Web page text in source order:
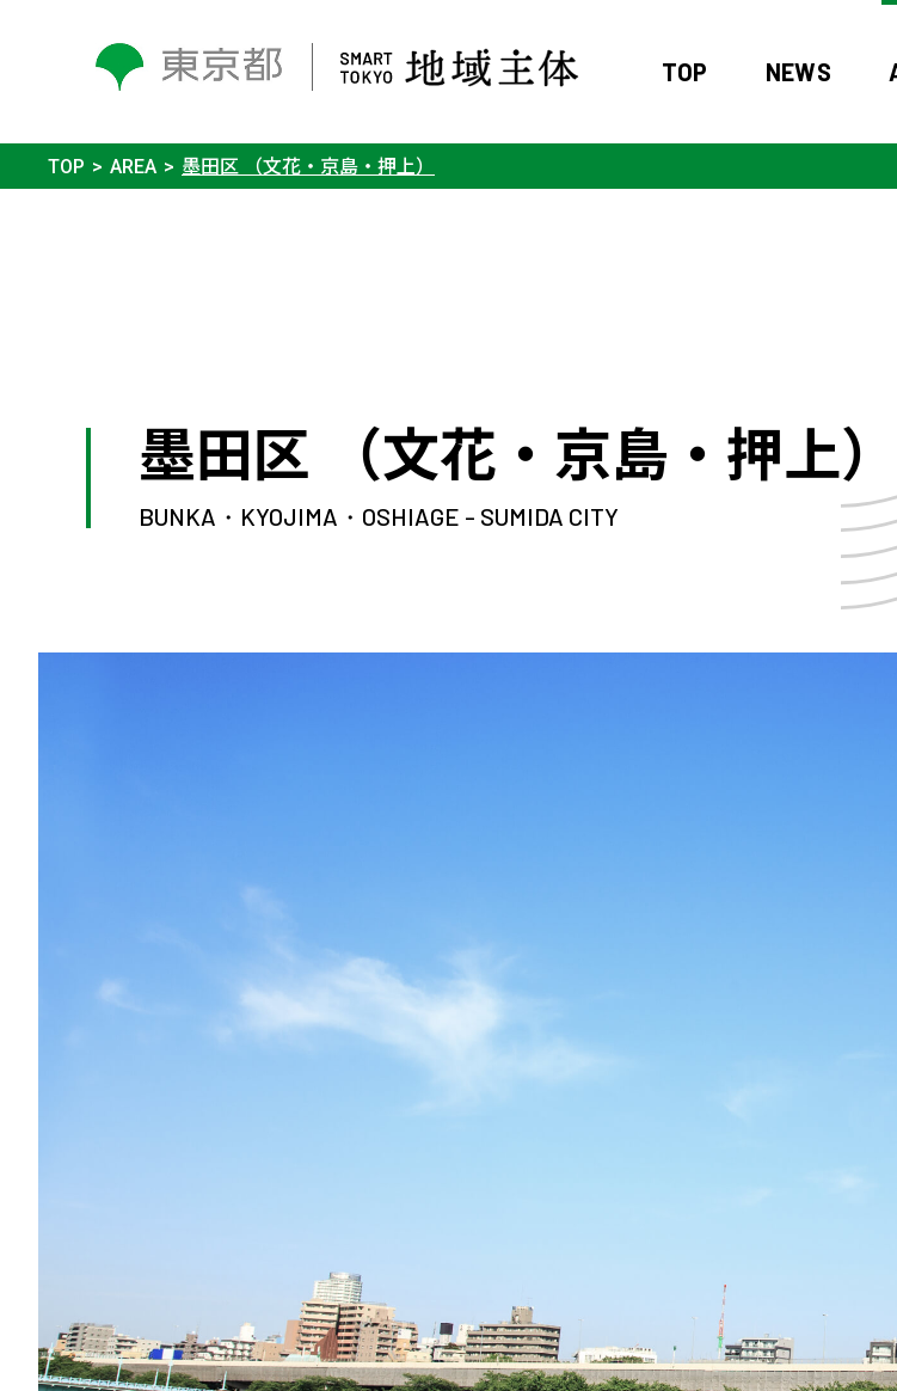
TOP NEWS
TOP AREA 墨田区 （文花・京島・押上）
墨田区 （文花・京島・押上）
BUNKA・KYOJIMA・OSHIAGE - SUMIDA CITY